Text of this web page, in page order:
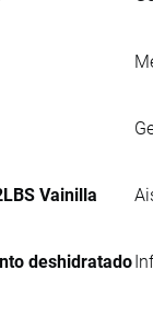
Vainilla
deshidratado